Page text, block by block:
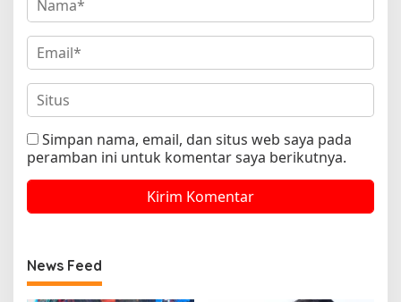
Simpan nama, email, dan situs web saya pada
peramban ini untuk komentar saya berikutnya.
News Feed